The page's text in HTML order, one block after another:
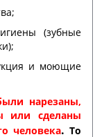
(зубные
и моющие
нарезаны,
или сделаны
человека. То